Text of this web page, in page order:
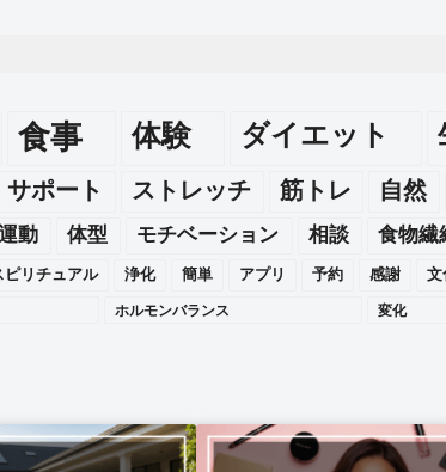
食事 体験 ダイエット
サポート ストレッチ 筋トレ 自然
動 体型 モチベーション 相談 食物繊
ピリチュアル 浄化 簡単 アプリ 予約 感謝 文
ホルモンバランス 変化